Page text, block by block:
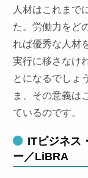
人材はこれまで
た。労働力をど
れば優秀な人材
実行に移さなけ
とになるでしょ
ま、その意義は
ているのです。
ITビジネス
ー／LiBRA